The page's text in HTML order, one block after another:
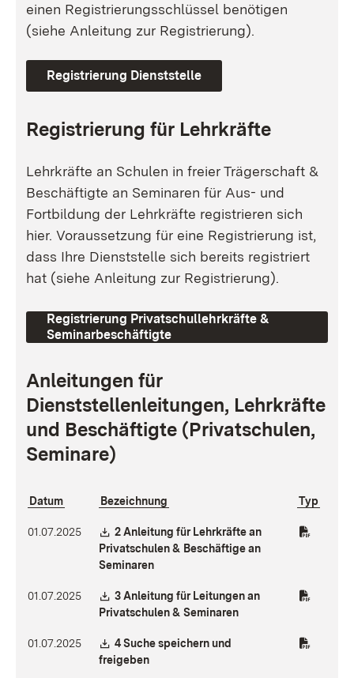
einen Registrierungsschlüssel benötigen
(siehe Anleitung zur Registrierung).
Registrierung Dienststelle
Registrierung für Lehrkräfte
Lehrkräfte an Schulen in freier Trägerschaft &
Beschäftigte an Seminaren für Aus- und
Fortbildung der Lehrkräfte registrieren sich
hier. Voraussetzung für eine Registrierung ist,
dass Ihre Dienststelle sich bereits registriert
hat (siehe Anleitung zur Registrierung).
Registrierung Privatschullehrkräfte &
Seminarbeschäftigte
Anleitungen für
Dienststellenleitungen, Lehrkräfte
und Beschäftigte (Privatschulen,
Seminare)
Datum Bezeichnung Typ
01.07.2025 Download:
2 Anleitung für Lehrkräfte an
Privatschulen & Beschäftige an
Seminaren
01.07.2025 Download:
3 Anleitung für Leitungen an
Privatschulen & Seminaren
01.07.2025 Download:
4 Suche speichern und
freigeben